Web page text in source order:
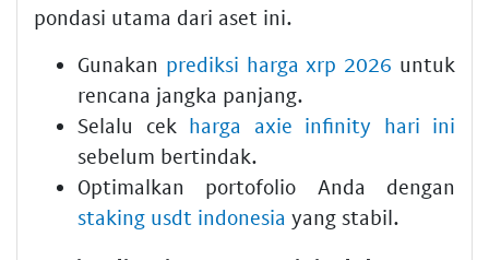
pondasi utama dari aset ini.
Gunakan prediksi harga xrp 2026 untuk
rencana jangka panjang.
Selalu cek harga axie infinity hari ini
sebelum bertindak.
Optimalkan portofolio Anda dengan
staking usdt indonesia yang stabil.